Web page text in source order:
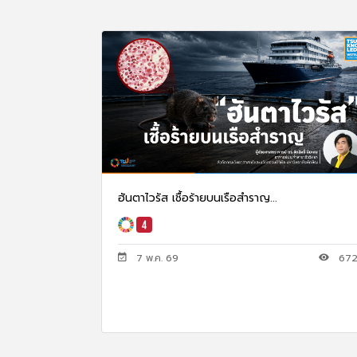
ฮันตาไวรัส เชื้อร้ายบนเรือสำราญ...
7 พ.ค. 69